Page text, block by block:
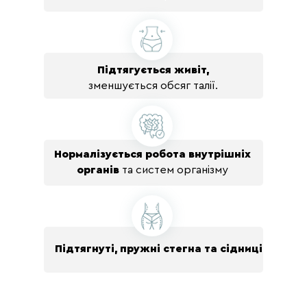
Загальна розтяжка на
відновлення відчуттів в тілі
Нормалізується робота внутрішніх
органівта систем організму
Підтягується живіт,
зменшується обсяг талії.
Підтягнуті, пружні стегна та сідниці